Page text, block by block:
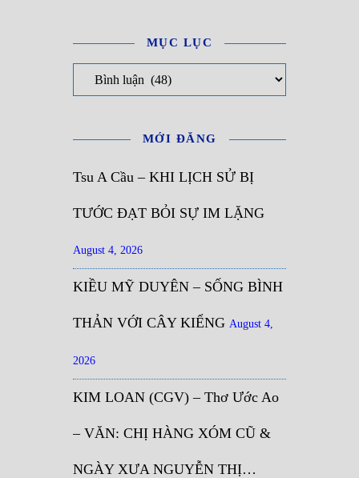
MỤC LỤC
Mục Lục
MỚI ĐĂNG
Tsu A Cầu – KHI LỊCH SỬ BỊ
TƯỚC ĐẠT BỎI SỰ IM LẶNG
August 4, 2026
KIỀU MỸ DUYÊN – SỐNG BÌNH
THẢN VỚI CÂY KIỂNG August 4,
2026
KIM LOAN (CGV) – Thơ Ước Ao
– VĂN: CHỊ HÀNG XÓM CŨ &
NGÀY XƯA NGUYỄN THỊ…